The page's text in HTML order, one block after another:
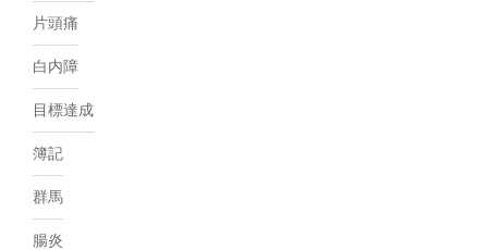
片頭痛
白内障
目標達成
簿記
群馬
腸炎